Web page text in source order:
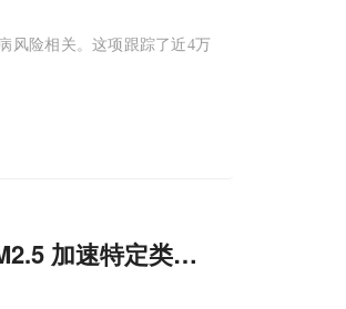
风险相关。这项跟踪了近4万
加速特定类型